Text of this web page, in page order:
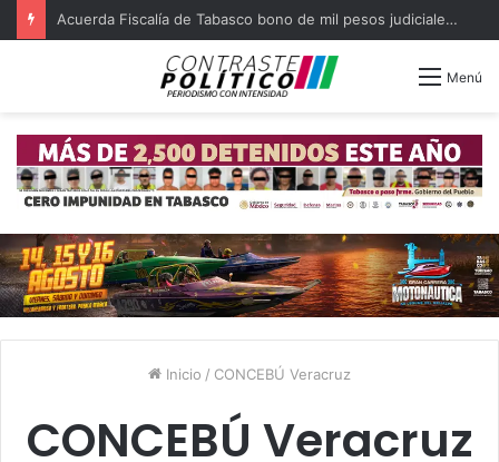
Acuerda Fiscalía de Tabasco bono de mil pesos judiciales quejosos
Menú
Inicio / CONCEBÚ Veracruz
CONCEBÚ Veracruz